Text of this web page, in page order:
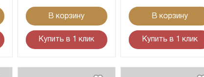
В корзину
Купить в 1 клик
В корзину
Купить в 1 клик